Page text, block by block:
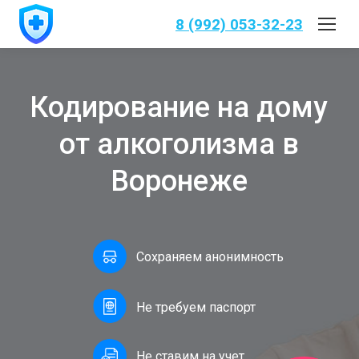
8 (992) 053-32-23
Кодирование на дому
от алкоголизма в
Воронеже
Сохраняем анонимность
Не требуем паспорт